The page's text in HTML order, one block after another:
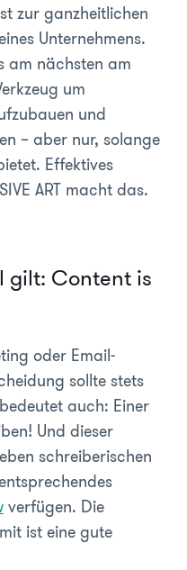
zur ganzheitlichen
Unternehmens.
am nächsten am
um
und
– aber nur, solange
Effektives
ART macht das.
gilt: Content is
oder Email-
sollte stets
auch: Einer
Und dieser
schreiberischen
verfügen. Die
ist eine gute